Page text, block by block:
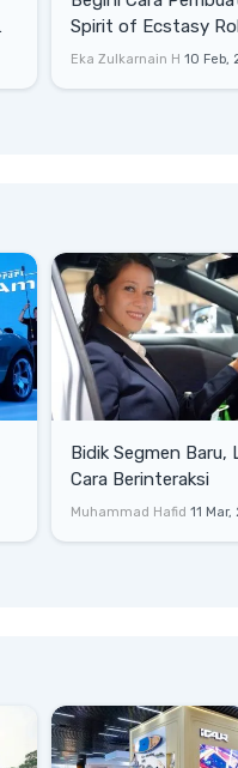
Spirit of Ecstasy
Eka Zulkarnain H 10 Feb,
Bidik Segmen Baru,
Cara Berinteraksi
Muhammad Hafid 11